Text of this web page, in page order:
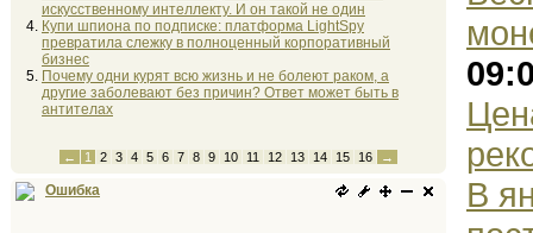
искусственному интеллекту. И он такой не один
Купи шпиона по подписке: платформа LightSpy
превратила слежку в полноценный корпоративный
бизнес
Почему одни курят всю жизнь и не болеют раком, а
другие заболевают без причин? Ответ может быть в
антителах
← 1 2 3 4 5 6 7 8 9 10 11 12 13 14 15 16 →
Ошибка
В